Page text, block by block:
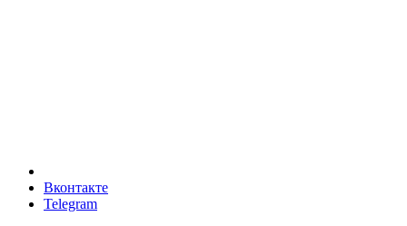
Вконтакте
Telegram